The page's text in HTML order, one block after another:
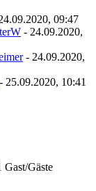
09:47
- 24.09.2020,
- 24.09.2020,
- 25.09.2020, 10:41
Gast/Gäste